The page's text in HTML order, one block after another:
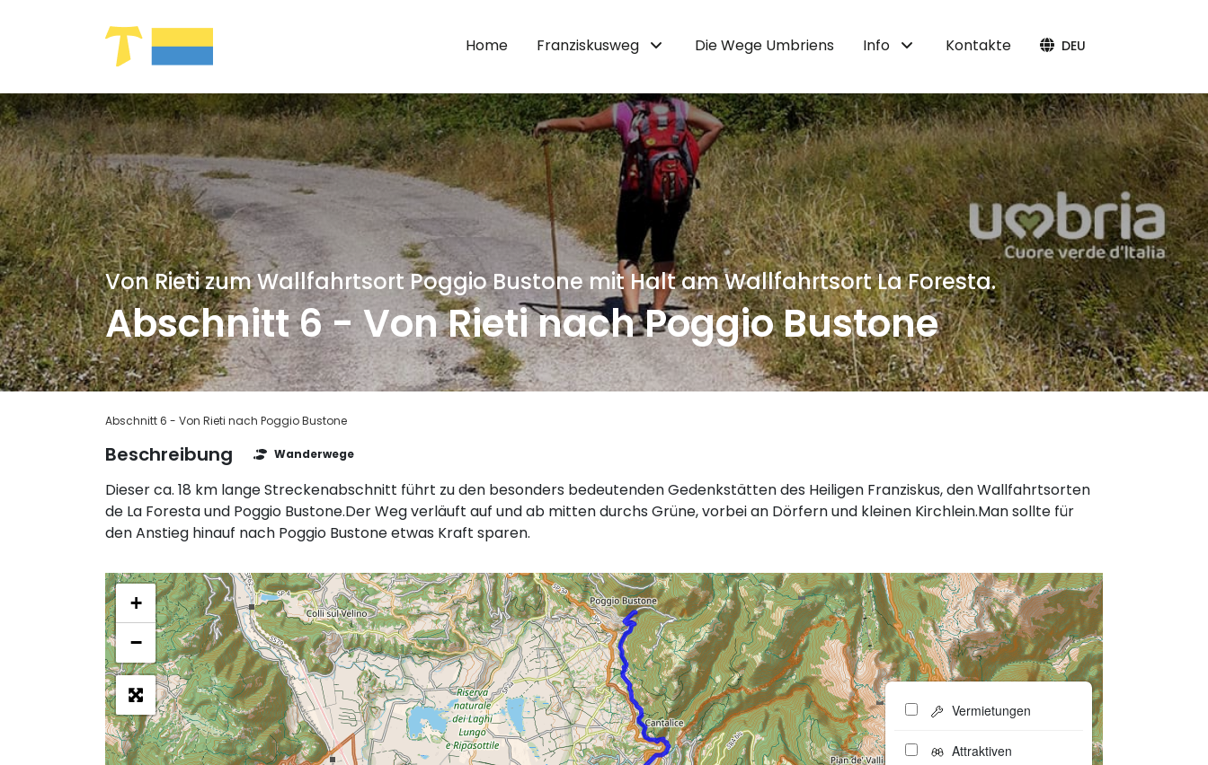
Home
Franziskusweg Die Wege Umbriens Info Kontakte DEU
Von Rieti zum Wallfahrtsort Poggio Bustone mit Halt am Wallfahrtsort La Foresta.
Abschnitt 6 - Von Rieti nach Poggio Bustone
Abschnitt 6 - Von Rieti nach Poggio Bustone
Beschreibung Wanderwege
Dieser ca. 18 km lange Streckenabschnitt führt zu den besonders bedeutenden Gedenkstätten des Heiligen Franziskus, den Wallfahrtsorten
de La Foresta und Poggio Bustone.Der Weg verläuft auf und ab mitten durchs Grüne, vorbei an Dörfern und kleinen Kirchlein.Man sollte für
den Anstieg hinauf nach Poggio Bustone etwas Kraft sparen.
+
−
Vermietungen
Attraktiven